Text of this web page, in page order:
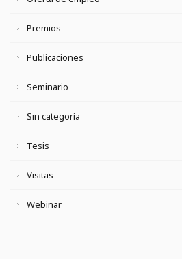
Premios
Publicaciones
Seminario
Sin categoría
Tesis
Visitas
Webinar